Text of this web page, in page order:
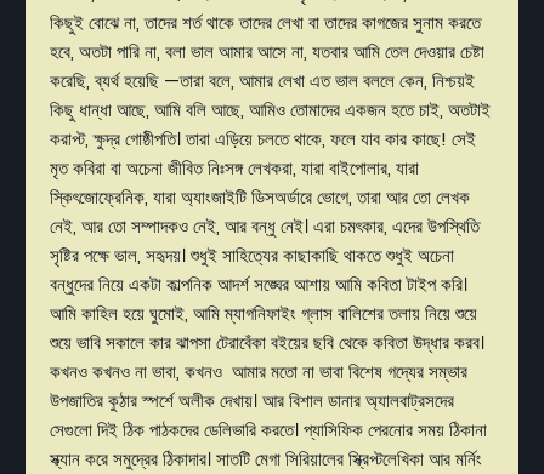
কিছুই বোঝে না, তাদের শর্ত থাকে তাদের লেখা বা তাদের কাগজের সুনাম করতে
হবে, অতটা পারি না, বলা ভাল আমার আসে না, যতবার আমি তেল দেওয়ার চেষ্টা
করেছি, ব্যর্থ হয়েছি —তারা বলে, আমার লেখা এত ভাল বললে কেন, নিশ্চয়ই
কিছু ধান্ধা আছে, আমি বলি আছে, আমিও তোমাদের একজন হতে চাই, অতটাই
করাপ্ট, ক্ষুদ্র গোষ্ঠীপতি। তারা এড়িয়ে চলতে থাকে, ফলে যাব কার কাছে! সেই
মৃত কবিরা বা অচেনা জীবিত নিঃসঙ্গ লেখকরা, যারা বাইপোলার, যারা
স্কিৎজোফ্রেনিক, যারা অ্যাংজাইটি ডিসঅর্ডারে ভোগে, তারা আর তো লেখক
নেই, আর তো সম্পাদকও নেই, আর বন্ধু নেই। এরা চমৎকার, এদের উপস্থিতি
সৃষ্টির পক্ষে ভাল, সহৃদয়। শুধুই সাহিত্যের কাছাকাছি থাকতে শুধুই অচেনা
বন্ধুদের নিয়ে একটা কাল্পনিক আদর্শ সঙ্ঘের আশায় আমি কবিতা টাইপ করি।
আমি কাহিল হয়ে ঘুমোই, আমি ম্যাগনিফাইং গ্লাস বালিশের তলায় নিয়ে শুয়ে
শুয়ে ভাবি সকালে কার ঝাপসা টেরাবেঁকা বইয়ের ছবি থেকে কবিতা উদ্ধার করব।
কখনও কখনও না ভাবা, কখনও আমার মতো না ভাবা বিশেষ গদ্যের সম্ভার
উপজাতির কুঠার স্পর্শে অলীক দেখায়। আর বিশাল ডানার অ্যালবাট্রসদের
সেগুলো দিই ঠিক পাঠকদের ডেলিভারি করতে। প্যাসিফিক পেরনোর সময় ঠিকানা
স্ক্যান করে সমুদ্রের ঠিকাদার। সাতটি মেগা সিরিয়ালের স্ক্রিপ্টলেখিকা আর মর্নিং